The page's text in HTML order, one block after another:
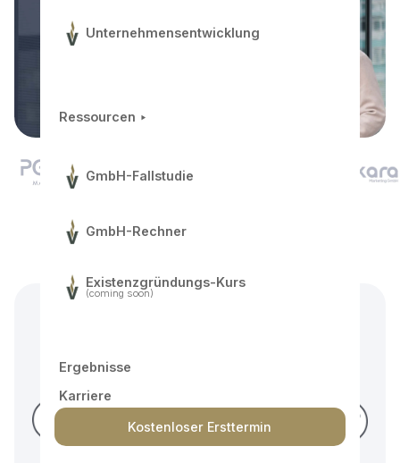
Unternehmensentwicklung
Ressourcen ‣
GmbH-Fallstudie
GmbH-Rechner
Existenzgründungs-Kurs
(coming soon)
Ergebnisse
Karriere
Kostenloser Ersttermin
Die 5 größten Probleme für